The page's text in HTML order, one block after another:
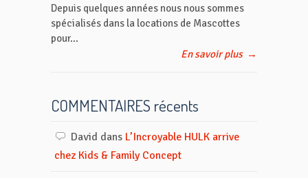
Depuis quelques années nous nous sommes
spécialisés dans la locations de Mascottes
pour...
En savoir plus →
COMMENTAIRES récents
David dans L’Incroyable HULK arrive
chez Kids & Family Concept